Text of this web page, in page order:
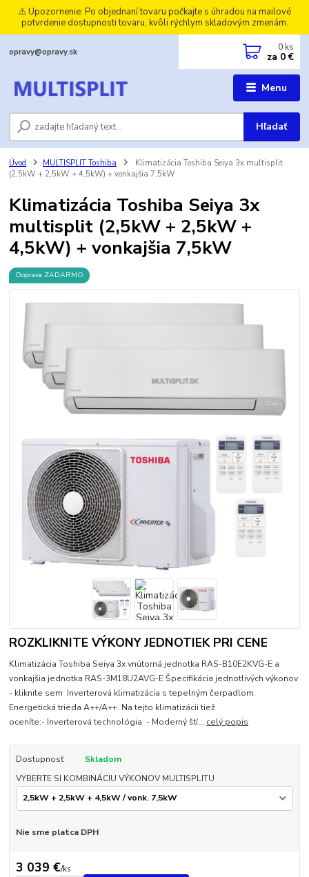
⚠️ Upozornenie: Po objednaní tovaru počkajte s úhradou na mailové
potvrdenie dostupnosti tovaru, kvôli rýchlym skladovým zmenám.
Menu
Hľadať
opravy@opravy.sk 0 ks
za 0 €
Úvod MULTISPLIT Toshiba
Klimatizácia Toshiba Seiya 3x multisplit
(2,5kW + 2,5kW + 4,5kW) + vonkajšia 7,5kW
Klimatizácia Toshiba Seiya 3x
multisplit (2,5kW + 2,5kW +
4,5kW) + vonkajšia 7,5kW
Doprava ZADARMO
ROZKLIKNITE VÝKONY JEDNOTIEK PRI CENE
Klimatizácia Toshiba Seiya 3x vnútorná jednotka RAS-B10E2KVG-E a
vonkajšia jednotka RAS-3M18U2AVG-E Špecifikácia jednotlivých výkonov
- kliknite sem Inverterová klimatizácia s tepelným čerpadlom.
Energetická trieda A++/A++. Na tejto klimatizácii tiež
oceníte:- Inverterová technológia - Moderný ští... celý popis
Dostupnosť
Skladom
VYBERTE SI KOMBINÁCIU VÝKONOV MULTISPLITU
Nie sme platca DPH
3 039 €/ks